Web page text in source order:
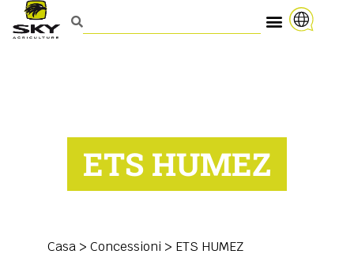
ETS HUMEZ
Casa > Concessioni > ETS HUMEZ